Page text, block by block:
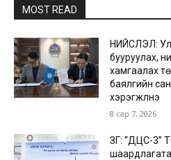
MOST READ
НИЙСЛЭЛ:
бууруулах,
хамгаалах
баялгийн
хэрэгжүүлнэ
8 сар 7, 2026
ЗГ: “ДЦС-3”